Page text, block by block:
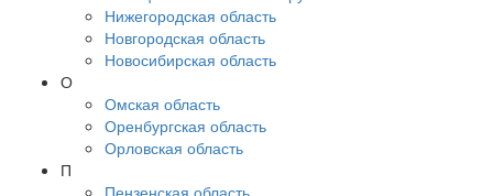
Нижегородская область
Новгородская область
Новосибирская область
О
Омская область
Оренбургская область
Орловская область
П
Пензенская область